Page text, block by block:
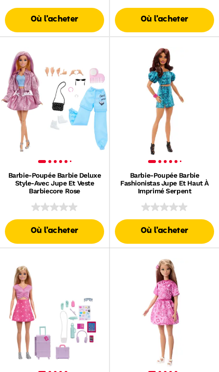
Où l'acheter Où l'acheter
Barbie-Poupée Barbie Deluxe
Style-Avec Jupe Et Veste
Barbiecore Rose
Où l'acheter
Barbie-Poupée Barbie
Fashionistas Jupe Et Haut À
Imprimé Serpent
Où l'acheter